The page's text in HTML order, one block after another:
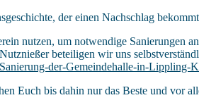
der einen Nachschlag
nutzen, um notwendige Sanierungen
beteiligen wir uns
der-Gemeindehalle-in-Lippling-
Euch bis dahin nur das Beste und vor